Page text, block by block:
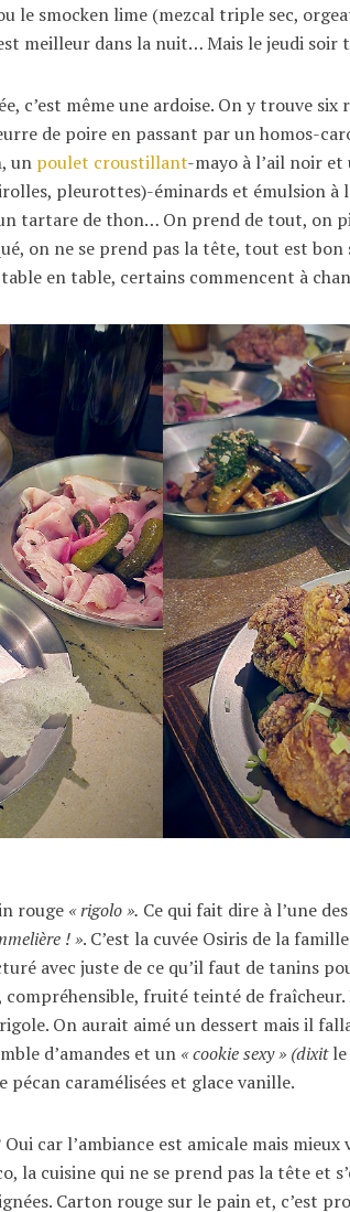
le smocken lime (mezcal triple sec,
meilleur dans la nuit… Mais le jeudi soir
c’est même une ardoise. On y trouve
de poire en passant par un homos-
un poulet croustillant-mayo à l’ail noir
pleurottes)-éminards et émulsion à
tartare de thon… On prend de tout, on
on ne se prend pas la tête, tout est
en table, certains commencent à
rouge « rigolo ». Ce qui fait dire à l’une
! ». C’est la cuvée Osiris de la
avec juste de ce qu’il faut de tanins
compréhensible, fruité teinté de fraîcheur.
On aurait aimé un dessert mais il
d’amandes et un « cookie sexy » (dixitle
caramélisées et glace vanille.
car l’ambiance est amicale mais
la cuisine qui ne se prend pas la tête et
Carton rouge sur le pain et, c’est